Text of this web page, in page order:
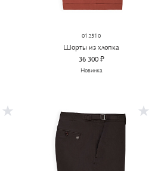
012510
Шорты из хлопка
36 300 ₽
Новинка